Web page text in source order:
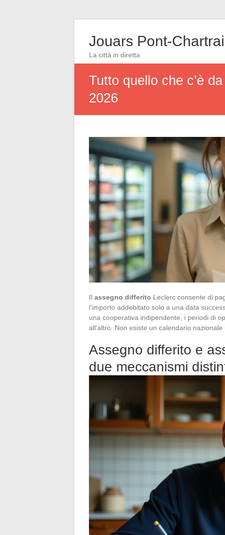
Jouars Pont-
La città in diretta
Tutto quello che c’è
2026
Il assegno differito Leclerc consente di
l’importo addebitato solo a una data
una cooperativa indipendente, i periodi di
all’altro. Non esiste un calendario nazionale
Assegno differito e
due meccanismi